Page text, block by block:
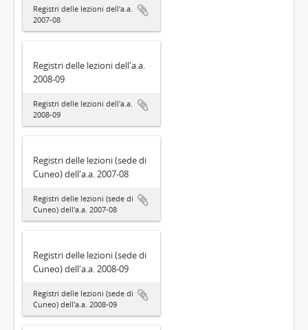
Registri delle lezioni dell'a.a.
2007-08
Registri delle lezioni dell'a.a.
2008-09
Registri delle lezioni dell'a.a.
2008-09
Registri delle lezioni (sede di
Cuneo) dell'a.a. 2007-08
Registri delle lezioni (sede di
Cuneo) dell'a.a. 2007-08
Registri delle lezioni (sede di
Cuneo) dell'a.a. 2008-09
Registri delle lezioni (sede di
Cuneo) dell'a.a. 2008-09